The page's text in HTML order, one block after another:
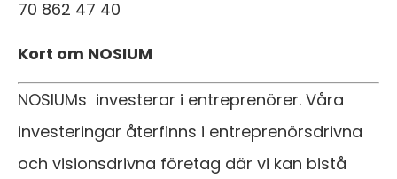
70 862 47 40
Kort om NOSIUM
NOSIUMs investerar i entreprenörer. Våra
investeringar återfinns i entreprenörsdrivna
och visionsdrivna företag där vi kan bistå